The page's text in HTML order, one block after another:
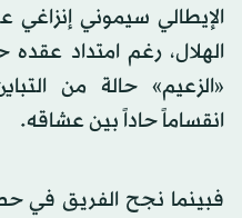
الإيطالي سيموني إنزاغي
«الزعيم» حالة من
انقساماً حاداً بين عشاقه.
فبينما نجح الفريق في